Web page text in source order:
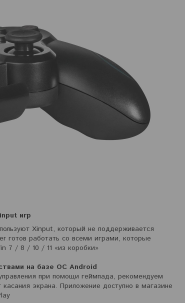
игр
Xinput, который не поддерживается
готов работать со всеми играми, которые
7 / 8 / 10 / 11 «из коробки»
на базе ОС Android
при помощи геймпада, рекомендуем
экрана. Приложение доступно в магазине